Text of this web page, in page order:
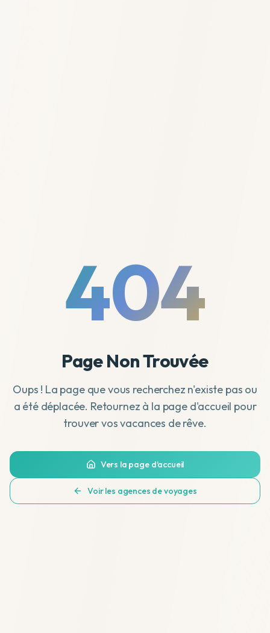
404
Page Non Trouvée
Oups ! La page que vous recherchez n'existe pas ou
a été déplacée. Retournez à la page d'accueil pour
trouver vos vacances de rêve.
Vers la page d'accueil
Voir les agences de voyages